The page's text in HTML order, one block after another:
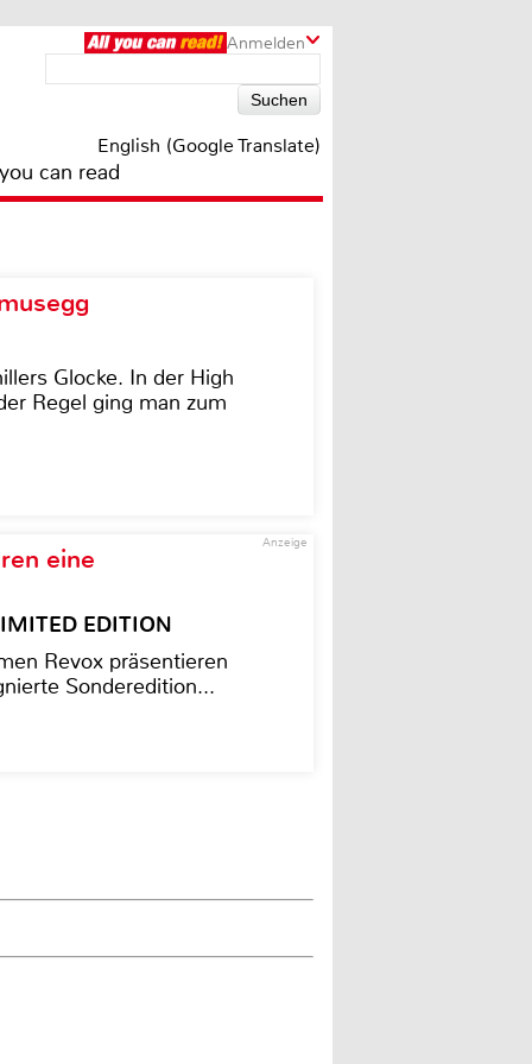
Anmelden
English (Google Translate)
can read
Glocke. In der High
Regel ging man zum
Anzeige
eine
EDITION
Revox präsentieren
Sonderedition...